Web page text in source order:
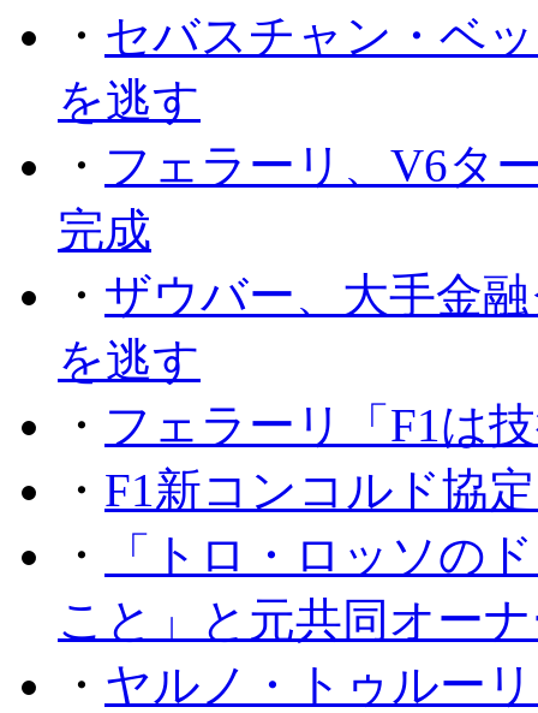
・ セバスチャン・ベ
を逃す
・ フェラーリ、V6タ
完成
・ ザウバー、大手金
を逃す
・ フェラーリ「F1は
・ F1新コンコルド協
・
「トロ・ロッソの
こと」と元共同オー
・ ヤルノ・トゥルー